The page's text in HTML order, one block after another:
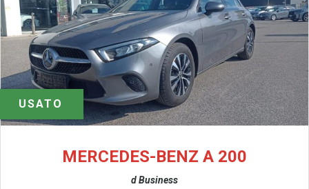
USATO
MERCEDES-BENZ A 200
d Business